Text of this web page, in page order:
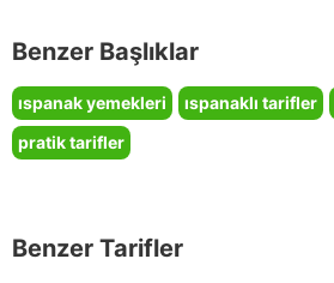
Benzer Başlıklar
ıspanak yemekleri ıspanaklı tarifler
pratik tarifler
Benzer Tarifler